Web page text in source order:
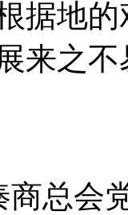
据地
来之不
商总会